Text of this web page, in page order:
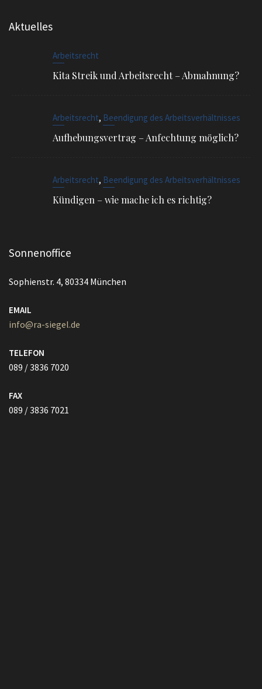
Aktuelles
Arbeitsrecht
Kita Streik und Arbeitsrecht – Abmahnung?
Arbeitsrecht, Beendigung des Arbeitsverhältnisses
Aufhebungsvertrag – Anfechtung möglich?
Arbeitsrecht, Beendigung des Arbeitsverhältnisses
Kündigen – wie mache ich es richtig?
Sonnenoffice
Sophienstr. 4, 80334 München
EMAIL
info@ra-siegel.de
TELEFON
089 / 3836 7020
FAX
089 / 3836 7021